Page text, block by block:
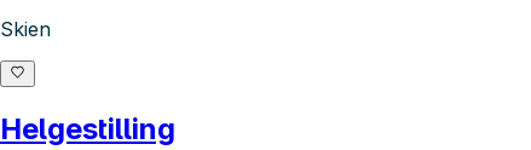
Skien
Helgestilling